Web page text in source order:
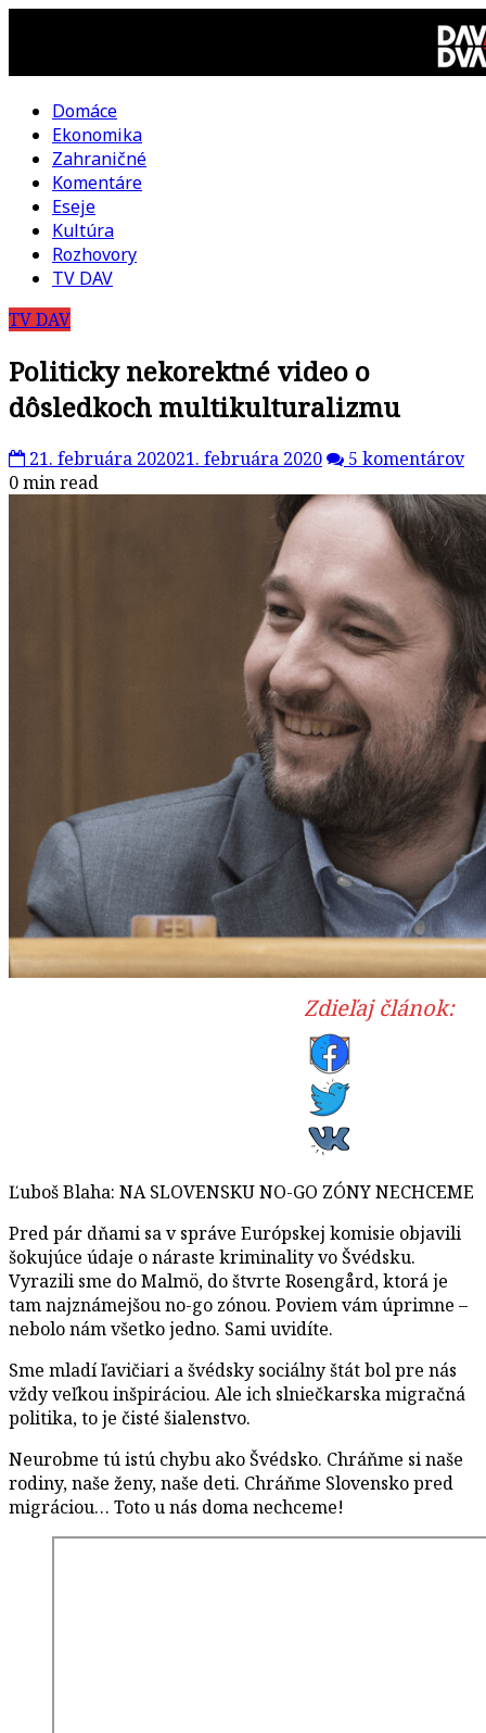
DAV
DVA
kultúrno-
politická
revue
Domáce
Ekonomika
Zahraničné
Komentáre
Eseje
Kultúra
Rozhovory
TV DAV
TV DAV
Politicky nekorektné video o
dôsledkoch multikulturalizmu
21. februára 202021. februára 2020
5 komentárov
0 min read
Zdieľaj článok:
Ľuboš Blaha: NA SLOVENSKU NO-GO ZÓNY NECHCEME
Pred pár dňami sa v správe Európskej komisie objavili
šokujúce údaje o náraste kriminality vo Švédsku.
Vyrazili sme do Malmö, do štvrte Rosengård, ktorá je
tam najznámejšou no-go zónou. Poviem vám úprimne –
nebolo nám všetko jedno. Sami uvidíte.
Sme mladí ľavičiari a švédsky sociálny štát bol pre nás
vždy veľkou inšpiráciou. Ale ich slniečkarska migračná
politika, to je čisté šialenstvo.
Neurobme tú istú chybu ako Švédsko. Chráňme si naše
rodiny, naše ženy, naše deti. Chráňme Slovensko pred
migráciou… Toto u nás doma nechceme!